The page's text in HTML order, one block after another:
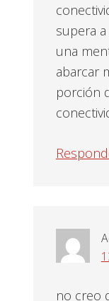
supera
una
abarcar
porción
no creo